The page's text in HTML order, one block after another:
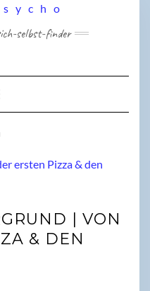
selbst-finder
Navigation
| VON
& DEN